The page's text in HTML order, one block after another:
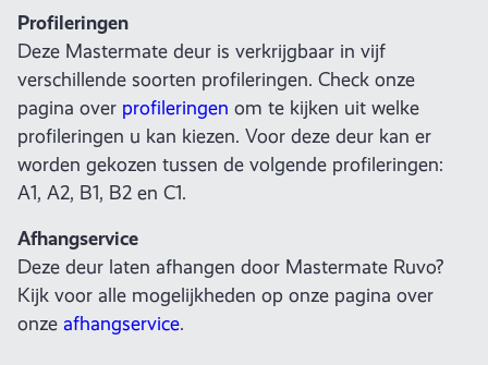
Profileringen
Deze Mastermate deur is verkrijgbaar in vijf
verschillende soorten profileringen. Check onze
pagina over profileringen om te kijken uit welke
profileringen u kan kiezen. Voor deze deur kan er
worden gekozen tussen de volgende profileringen:
A1, A2, B1, B2 en C1.
Afhangservice
Deze deur laten afhangen door Mastermate Ruvo?
Kijk voor alle mogelijkheden op onze pagina over
onze afhangservice.